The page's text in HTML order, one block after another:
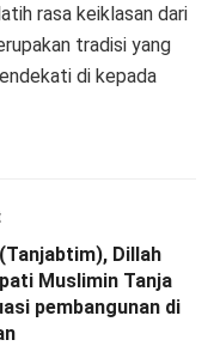
rasa keiklasan dari
tradisi yang
di kepada
Dillah
Muslimin Tanja
pembangunan di